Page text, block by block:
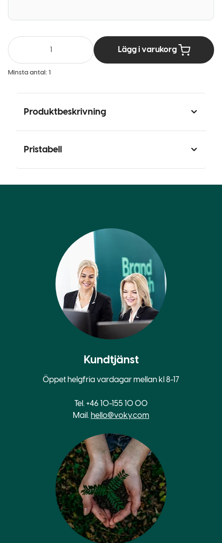
Lägg i varukorg
Minsta antal: 1
Produktbeskrivning
Pristabell
Kundtjänst
Öppet helgfria vardagar mellan kl 8-17
Tel. +46 10-155 10 00
Mail. hello@voky.com